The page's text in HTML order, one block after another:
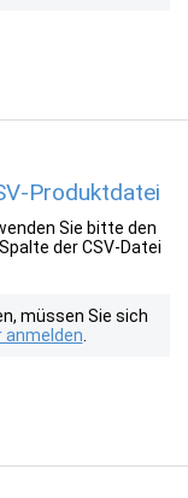
Produktdatei
Sie bitte den
der CSV-Datei
müssen Sie sich
anmelden